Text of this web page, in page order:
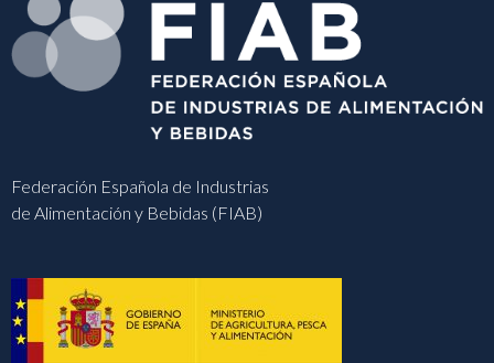
Federación Española de Industrias
de Alimentación y Bebidas (FIAB)